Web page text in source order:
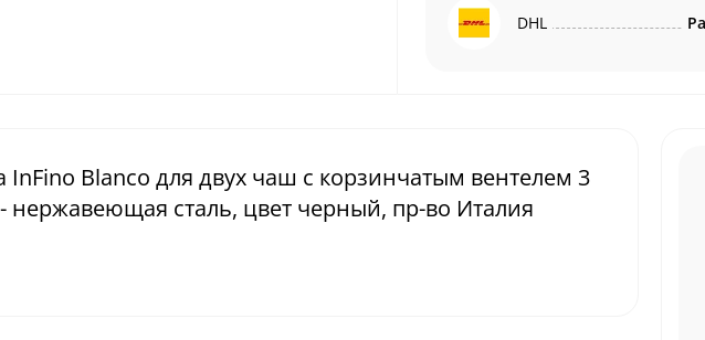
DHL
Blanco для двух чаш с корзинчатым вентелем 3
сталь, цвет черный, пр-во Италия